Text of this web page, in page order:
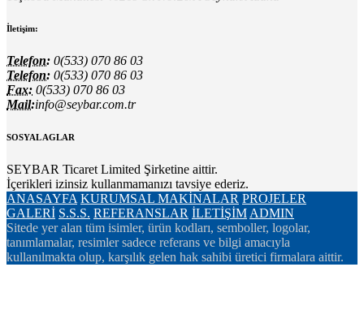
İletişim:
Telefon: 0(533) 070 86 03
Telefon: 0(533) 070 86 03
Fax: 0(533) 070 86 03
Mail:info@seybar.com.tr
SOSYAL AGLAR
SEYBAR Ticaret Limited Şirketine aittir.
İçerikleri izinsiz kullanmamanızı tavsiye ederiz.
ANASAYFA KURUMSAL MAKİNALAR PROJELER
GALERİ S.S.S. REFERANSLAR İLETİŞİM ADMIN
Sitede yer alan tüm isimler, ürün kodları, semboller, logolar,
tanımlamalar, resimler sadece referans ve bilgi amacıyla
kullanılmakta olup, karşılık gelen hak sahibi üretici firmalara aittir.